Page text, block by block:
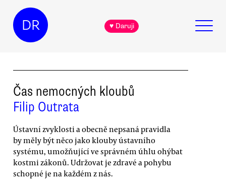
DR ♥ Daruji
Čas nemocných kloubů
Filip Outrata
Ústavní zvyklosti a obecně nepsaná pravidla
by měly být něco jako klouby ústavního
systému, umožňující ve správném úhlu ohýbat
kostmi zákonů. Udržovat je zdravé a pohybu
schopné je na každém z nás.